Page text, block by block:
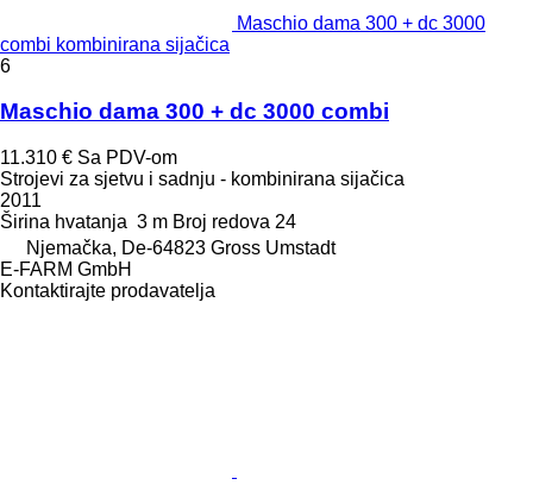
Maschio dama 300 + dc 3000
combi kombinirana sijačica
6
Maschio dama 300 + dc 3000 combi
11.310 € Sa PDV-om
Strojevi za sjetvu i sadnju - kombinirana sijačica
2011
Širina hvatanja 3 m Broj redova 24
Njemačka, De-64823 Gross Umstadt
E-FARM GmbH
Kontaktirajte prodavatelja